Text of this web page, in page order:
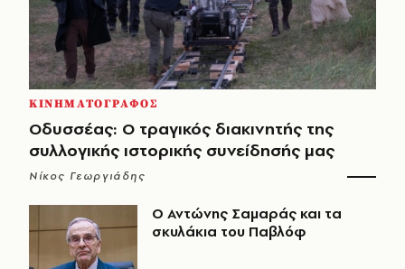
ΚΙΝΗΜΑΤΟΓΡΑΦΟΣ
Οδυσσέας: Ο τραγικός διακινητής της
συλλογικής ιστορικής συνείδησής μας
Νίκος Γεωργιάδης
Ο Αντώνης Σαμαράς και τα
σκυλάκια του Παβλόφ